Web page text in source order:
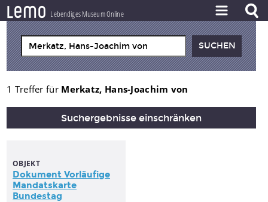
lemo Lebendiges Museum Online
ZEITSTRAHL
THEMEN
ZEITZEUGEN
BESTAND
PROJEKT
1 Treffer für Merkatz, Hans-Joachim von
Suchergebnisse einschränken
OBJEKT
Dokument Vorläufige
Mandatskarte
Bundestag